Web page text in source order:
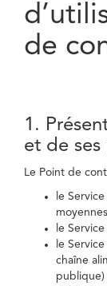
de
1.
et de ses
Le Point de
le
le
le
chaîne
publique)